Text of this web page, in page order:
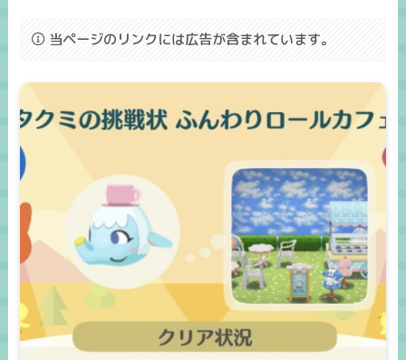
当ページのリンクには広告が含まれています。